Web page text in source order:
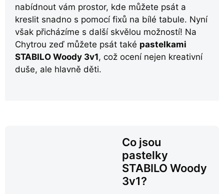
nabídnout vám prostor, kde můžete psát a
kreslit snadno s pomocí fixů na bílé tabule. Nyní
však přicházíme s další skvělou možností! Na
Chytrou zeď můžete psát také pastelkami
STABILO Woody 3v1, což ocení nejen kreativní
duše, ale hlavně děti.
Co jsou
pastelky
STABILO Woody
3v1?